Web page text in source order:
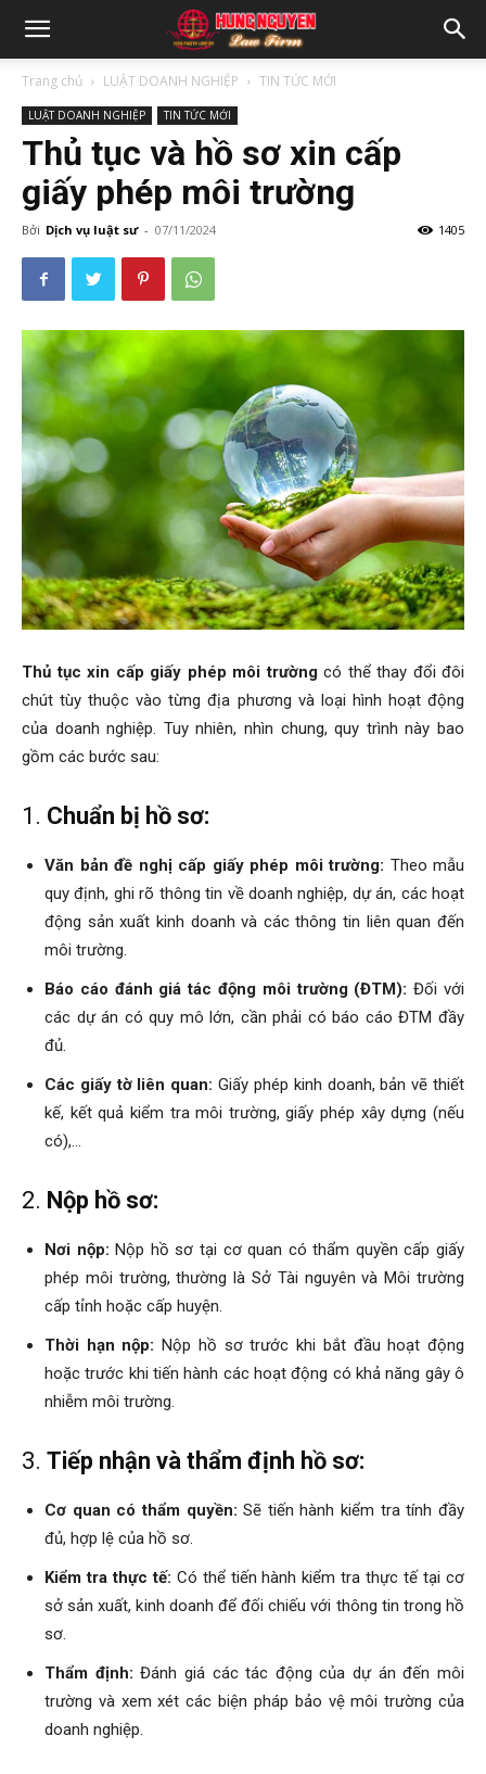
Trang chủ LUẬT DOANH NGHIỆP TIN TỨC MỚI
LUẬT DOANH NGHIỆP TIN TỨC MỚI
Thủ tục và hồ sơ xin cấp
giấy phép môi trường
Bởi Dịch vụ luật sư - 07/11/2024 1405
Thủ tục xin cấp giấy phép môi trườngcó thể thay đổi đôi
chút tùy thuộc vào từng địa phương và loại hình hoạt động
của doanh nghiệp. Tuy nhiên, nhìn chung, quy trình này bao
gồm các bước sau:
1. Chuẩn bị hồ sơ:
Văn bản đề nghị cấp giấy phép môi trường: Theo mẫu
quy định, ghi rõ thông tin về doanh nghiệp, dự án, các hoạt
động sản xuất kinh doanh và các thông tin liên quan đến
môi trường.
Báo cáo đánh giá tác động môi trường (ĐTM): Đối với
các dự án có quy mô lớn, cần phải có báo cáo ĐTM đầy
đủ.
Các giấy tờ liên quan: Giấy phép kinh doanh, bản vẽ thiết
kế, kết quả kiểm tra môi trường, giấy phép xây dựng (nếu
có),…
2. Nộp hồ sơ:
Nơi nộp: Nộp hồ sơ tại cơ quan có thẩm quyền cấp giấy
phép môi trường, thường là Sở Tài nguyên và Môi trường
cấp tỉnh hoặc cấp huyện.
Thời hạn nộp: Nộp hồ sơ trước khi bắt đầu hoạt động
hoặc trước khi tiến hành các hoạt động có khả năng gây ô
nhiễm môi trường.
3. Tiếp nhận và thẩm định hồ sơ:
Cơ quan có thẩm quyền: Sẽ tiến hành kiểm tra tính đầy
đủ, hợp lệ của hồ sơ.
Kiểm tra thực tế: Có thể tiến hành kiểm tra thực tế tại cơ
sở sản xuất, kinh doanh để đối chiếu với thông tin trong hồ
sơ.
Thẩm định: Đánh giá các tác động của dự án đến môi
trường và xem xét các biện pháp bảo vệ môi trường của
doanh nghiệp.